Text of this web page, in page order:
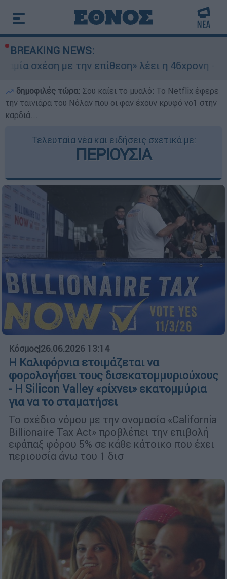
BREAKING NEWS:
την επίθεση» λέει η 46χρονη - Τι αποκάλυψε
δημοφιλές τώρα: Σου καίει το μυαλό: Το Netflix έφερε
την ταινιάρα του Νόλαν που οι φαν έχουν κρυφό νο1 στην
καρδιά...
Τελευταία νέα και ειδήσεις σχετικά με:
ΠΕΡΙΟΥΣΙΑ
Κόσμος|26.06.2026 13:14
Η Καλιφόρνια ετοιμάζεται να
φορολογήσει τους δισεκατομμυριούχους
- Η Silicon Valley «ρίχνει» εκατομμύρια
για να το σταματήσει
Το σχέδιο νόμου με την ονομασία «California
Billionaire Tax Act» προβλέπει την επιβολή
εφάπαξ φόρου 5% σε κάθε κάτοικο που έχει
περιουσία άνω του 1 δισ